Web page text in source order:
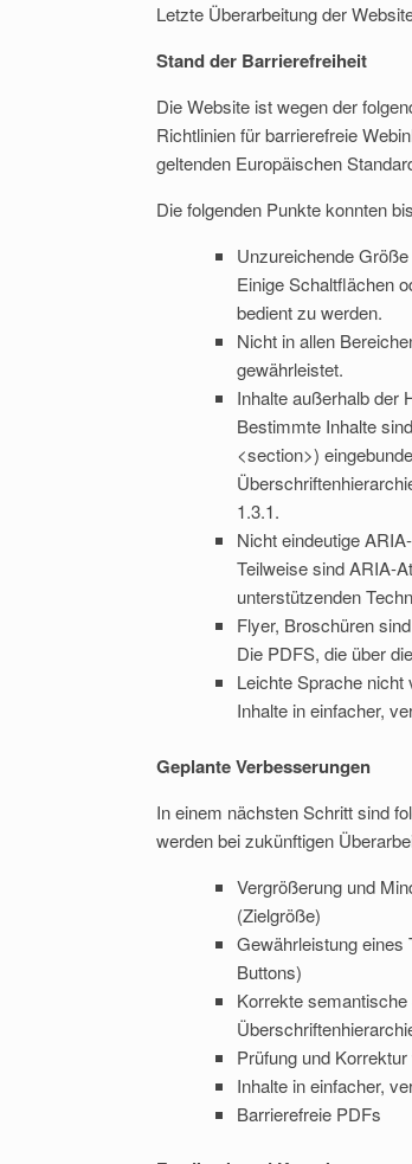
Letzte Überarbeitung der
Stand der Barrierefreiheit
Die Website ist wegen der
Richtlinien für barrierefreie
geltenden Europäischen
Die folgenden Punkte konnten
Unzureichende
Einige Schaltflächen
bedient zu werden.
Nicht in allen
gewährleistet.
Inhalte außerhalb der
Bestimmte Inhalte
<section>)
1.3.1.
Nicht eindeutige
Teilweise sind ARIA-
unterstützenden
Flyer, Broschüren
Die PDFS, die über
Leichte Sprache nicht
Inhalte in einfacher,
Geplante Verbesserungen
In einem nächsten Schritt sind
werden bei zukünftigen
Vergrößerung und
(Zielgröße)
Gewährleistung eines
Buttons)
Korrekte
Prüfung und
Inhalte in einfacher,
Barrierefreie PDFs